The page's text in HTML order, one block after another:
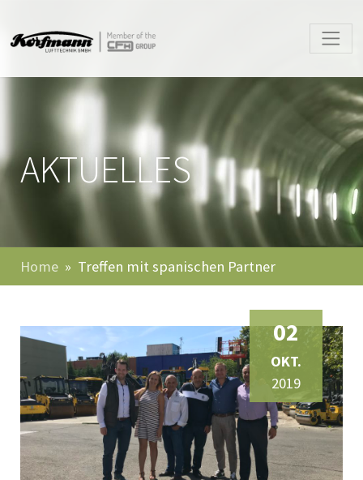
AKTUELLES
Home Treffen mit spanischen Partner
02
OKT.
2019